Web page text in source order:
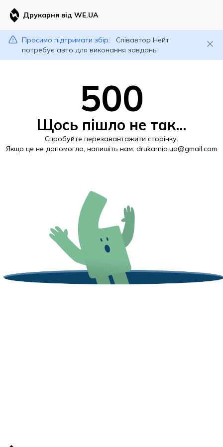
Друкарня від WE.UA
Просимо підтримати збір:
Співавтор Нейт
потребує авто для виконання завдань
500
Щось пішло не так...
Спробуйте перезавантажити сторінку.
Якщо це не допомогло, напишіть нам: drukarnia.ua@gmail.com